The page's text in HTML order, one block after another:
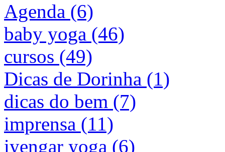
Agenda (6)
baby yoga (46)
cursos (49)
Dicas de Dorinha (1)
dicas do bem (7)
imprensa (11)
iyengar yoga (6)